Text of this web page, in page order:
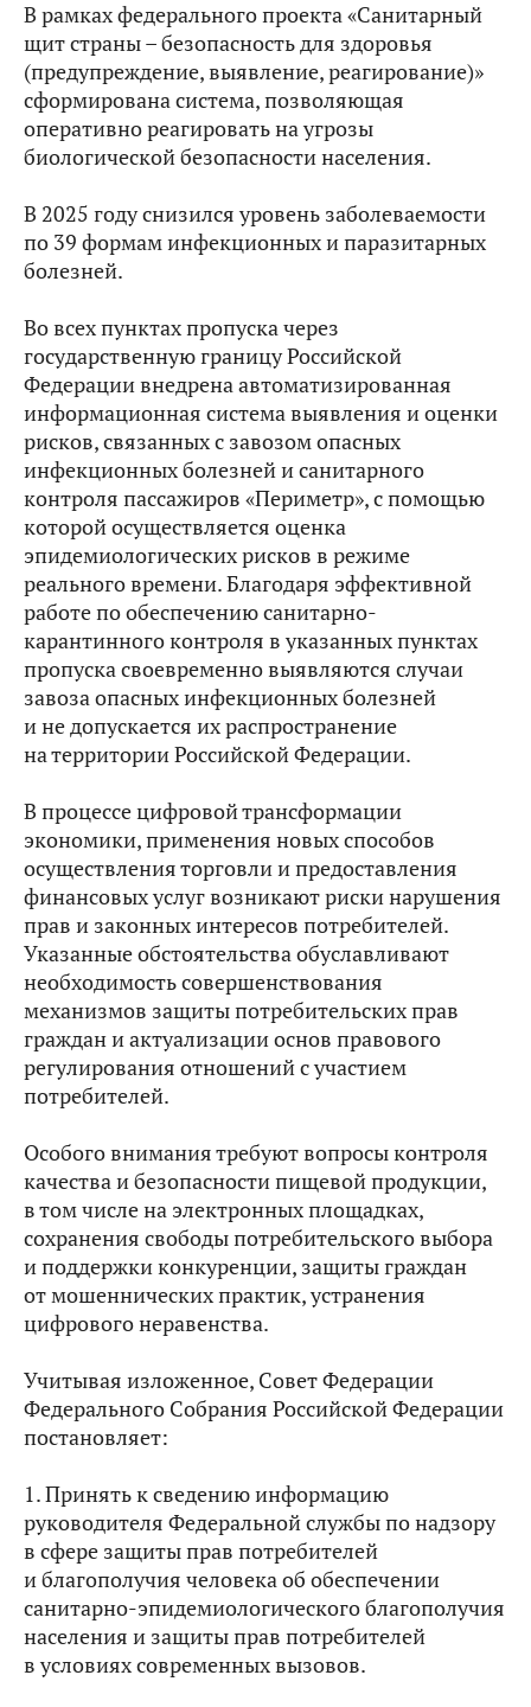
В рамках федерального проекта «Санитарный
щит страны – безопасность для здоровья
(предупреждение, выявление, реагирование)»
сформирована система, позволяющая
оперативно реагировать на угрозы
биологической безопасности населения.
В 2025 году снизился уровень заболеваемости
по 39 формам инфекционных и паразитарных
болезней.
Во всех пунктах пропуска через
государственную границу Российской
Федерации внедрена автоматизированная
информационная система выявления и оценки
рисков, связанных с завозом опасных
инфекционных болезней и санитарного
контроля пассажиров «Периметр», с помощью
которой осуществляется оценка
эпидемиологических рисков в режиме
реального времени. Благодаря эффективной
работе по обеспечению санитарно-
карантинного контроля в указанных пунктах
пропуска своевременно выявляются случаи
завоза опасных инфекционных болезней
и не допускается их распространение
на территории Российской Федерации.
В процессе цифровой трансформации
экономики, применения новых способов
осуществления торговли и предоставления
финансовых услуг возникают риски нарушения
прав и законных интересов потребителей.
Указанные обстоятельства обуславливают
необходимость совершенствования
механизмов защиты потребительских прав
граждан и актуализации основ правового
регулирования отношений с участием
потребителей.
Особого внимания требуют вопросы контроля
качества и безопасности пищевой продукции,
в том числе на электронных площадках,
сохранения свободы потребительского выбора
и поддержки конкуренции, защиты граждан
от мошеннических практик, устранения
цифрового неравенства.
Учитывая изложенное, Совет Федерации
Федерального Собрания Российской Федерации
постановляет:
1. Принять к сведению информацию
руководителя Федеральной службы по надзору
в сфере защиты прав потребителей
и благополучия человека об обеспечении
санитарно-эпидемиологического благополучия
населения и защиты прав потребителей
в условиях современных вызовов.